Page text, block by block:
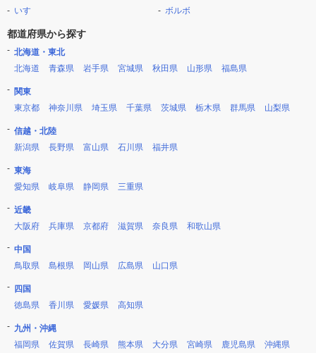
いすゞ
ボルボ
都道府県から探す
北海道・東北
北海道
青森県 岩手県 宮城県 秋田県 山形県 福島県
関東
東京都
神奈川県 埼玉県 千葉県 茨城県 栃木県 群馬県 山梨県
信越・北陸
新潟県
長野県 富山県 石川県 福井県
東海
愛知県
岐阜県 静岡県 三重県
近畿
大阪府
兵庫県 京都府 滋賀県 奈良県 和歌山県
中国
鳥取県
島根県 岡山県 広島県 山口県
四国
徳島県
香川県 愛媛県 高知県
九州・沖縄
福岡県
佐賀県 長崎県 熊本県 大分県 宮崎県 鹿児島県 沖縄県